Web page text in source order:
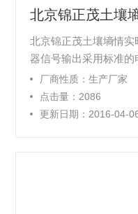
北京锦正茂土壤墒情
器信号输出采用标准
术），使测量时抗干扰
高，响应速度快。
厂商性质：生产厂家
点击量：2086
更新日期：2016-04-